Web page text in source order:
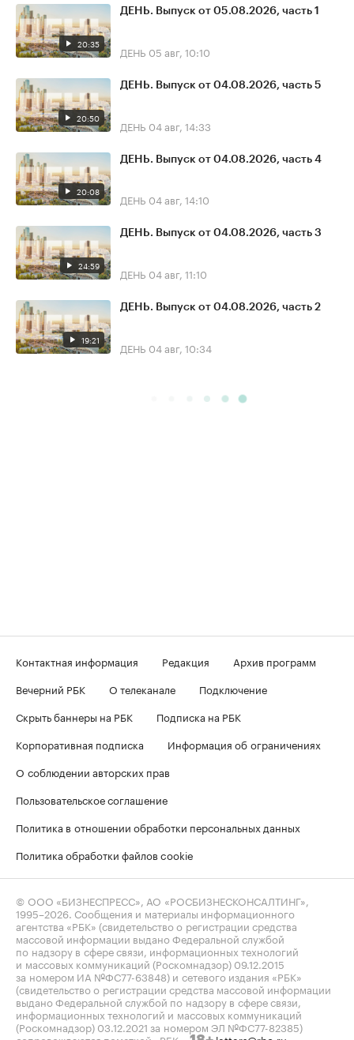
20:35
ДЕНЬ. Выпуск от 05.08.2026, часть 1
ДЕНЬ 05 авг, 10:10
20:50
ДЕНЬ. Выпуск от 04.08.2026, часть 5
ДЕНЬ 04 авг, 14:33
20:08
ДЕНЬ. Выпуск от 04.08.2026, часть 4
ДЕНЬ 04 авг, 14:10
24:59
ДЕНЬ. Выпуск от 04.08.2026, часть 3
ДЕНЬ 04 авг, 11:10
19:21
ДЕНЬ. Выпуск от 04.08.2026, часть 2
ДЕНЬ 04 авг, 10:34
Контактная информация Редакция
Архив программ
Вечерний РБК
О телеканале
Подключение
Скрыть баннеры на РБК
Подписка на РБК
Корпоративная подписка
Информация об ограничениях
О соблюдении авторских прав
Пользовательское соглашение
Политика в отношении обработки персональных данных
Политика обработки файлов cookie
© ООО «БИЗНЕСПРЕСС», АО «РОСБИЗНЕСКОНСАЛТИНГ»,
1995–2026 . Сообщения и материалы информационного
агентства «РБК» (свидетельство о регистрации средства
массовой информации выдано Федеральной службой
по надзору в сфере связи, информационных технологий
и массовых коммуникаций (Роскомнадзор) 09.12.2015
за номером ИА №ФС77-63848) и сетевого издания «РБК»
(свидетельство о регистрации средства массовой информации
выдано Федеральной службой по надзору в сфере связи,
информационных технологий и массовых коммуникаций
(Роскомнадзор) 03.12.2021 за номером ЭЛ №ФС77-82385)